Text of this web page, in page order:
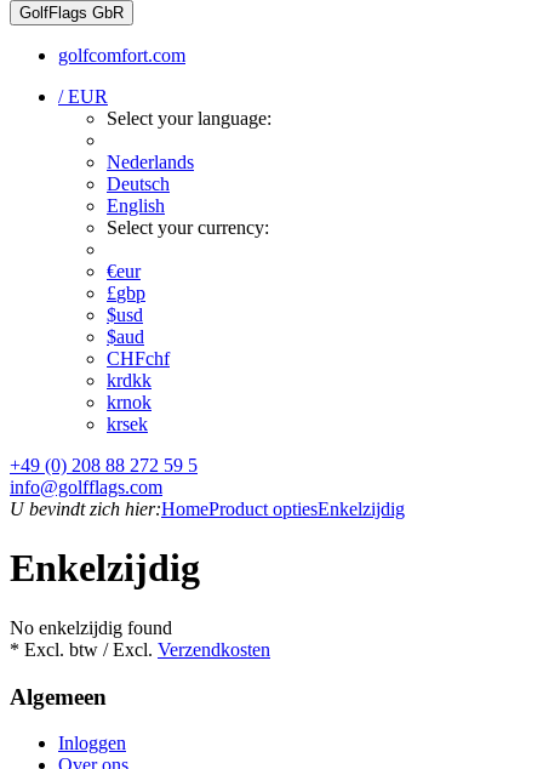
GolfFlags GbR
golfcomfort.com
/ EUR
Select your language:
Nederlands
Deutsch
English
Select your currency:
€eur
£gbp
$usd
$aud
CHFchf
krdkk
krnok
krsek
+49 (0) 208 88 272 59 5
info@golfflags.com
U bevindt zich hier:HomeProduct optiesEnkelzijdig
Enkelzijdig
No enkelzijdig found
* Excl. btw / Excl. Verzendkosten
Algemeen
Inloggen